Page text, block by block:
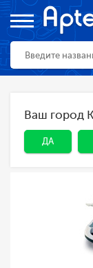
ДА
Ваш город
ДА
Главная
Ингаляторы